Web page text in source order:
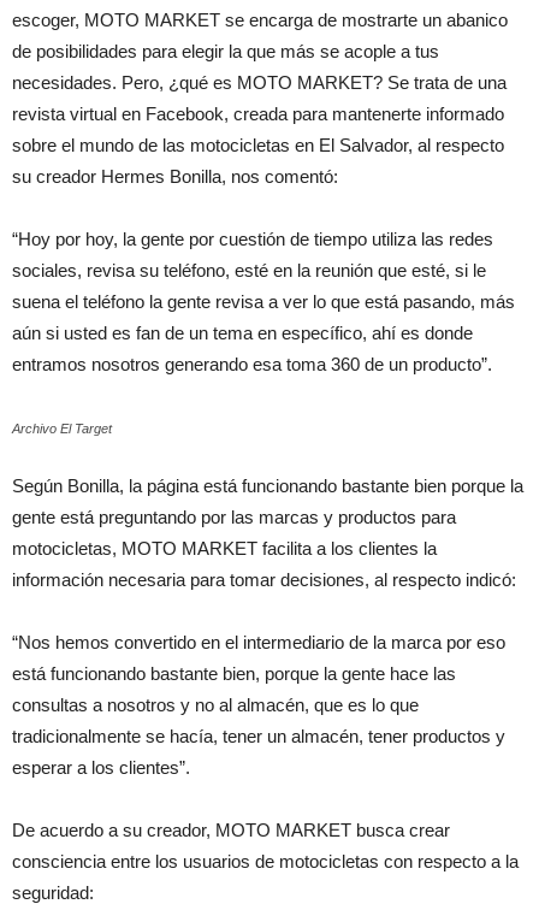
escoger, MOTO MARKET se encarga de mostrarte un abanico
de posibilidades para elegir la que más se acople a tus
necesidades. Pero, ¿qué es MOTO MARKET? Se trata de una
revista virtual en Facebook, creada para mantenerte informado
sobre el mundo de las motocicletas en El Salvador, al respecto
su creador Hermes Bonilla, nos comentó:
“Hoy por hoy, la gente por cuestión de tiempo utiliza las redes
sociales, revisa su teléfono, esté en la reunión que esté, si le
suena el teléfono la gente revisa a ver lo que está pasando, más
aún si usted es fan de un tema en específico, ahí es donde
entramos nosotros generando esa toma 360 de un producto”.
Archivo El Target
Según Bonilla, la página está funcionando bastante bien porque la
gente está preguntando por las marcas y productos para
motocicletas, MOTO MARKET facilita a los clientes la
información necesaria para tomar decisiones, al respecto indicó:
“Nos hemos convertido en el intermediario de la marca por eso
está funcionando bastante bien, porque la gente hace las
consultas a nosotros y no al almacén, que es lo que
tradicionalmente se hacía, tener un almacén, tener productos y
esperar a los clientes”.
De acuerdo a su creador, MOTO MARKET busca crear
consciencia entre los usuarios de motocicletas con respecto a la
seguridad: